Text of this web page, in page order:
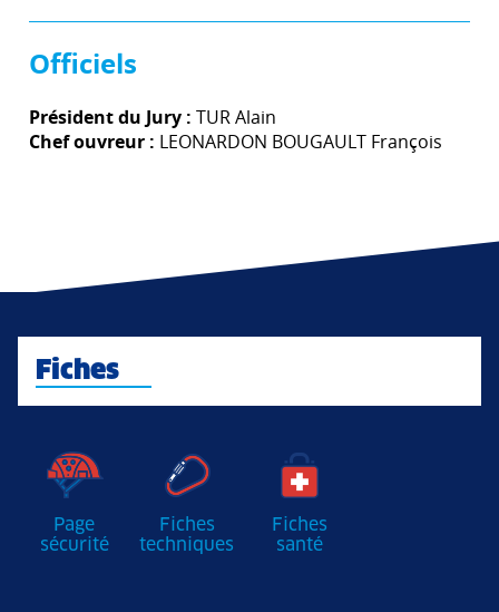
Officiels
Président du Jury : TUR Alain
Chef ouvreur : LEONARDON BOUGAULT François
Fiches
Page
sécurité
Fiches
techniques
Fiches
santé